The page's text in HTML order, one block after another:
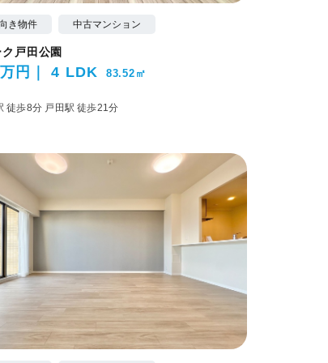
き物件 中古マンション
戸田公園
円 4 LDK 83.52㎡
徒歩8分 戸田駅 徒歩21分